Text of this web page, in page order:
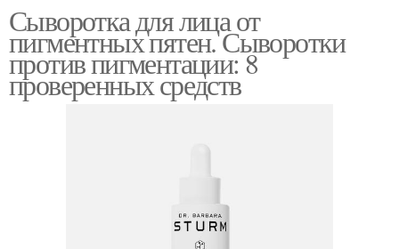
Сыворотка для лица от
пигментных пятен. Сыворотки
против пигментации: 8
проверенных средств